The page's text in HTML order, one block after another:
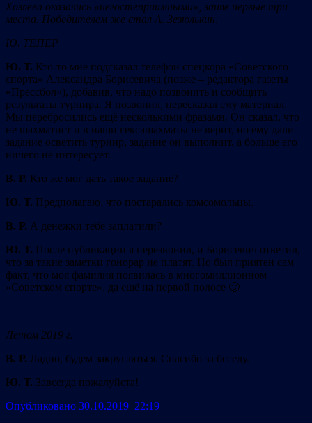
Хозяева оказались «негостеприимными», заняв первые три
места. Победителем же стал А. Зезюлькин.
Ю. ТЕПЕР
Ю. Т. Кто-то мне подсказал телефон спецкора «Советского
спорта» Александра Борисевича (позже – редактора газеты
«Прессбол»), добавив, что надо позвонить и сообщить
результаты турнира. Я позвонил, пересказал ему материал.
Мы перебросились ещё несколькими фразами. Он сказал, что
не шахматист и в наши гексашахматы не верит, но ему дали
задание осветить турнир, задание он выполнит, а больше его
ничего не интересует.
В. Р. Кто же мог дать такое задание?
Ю. Т. Предполагаю, что постарались комсомольцы.
В. Р. А денежки тебе заплатили?
Ю. Т. После публикации я перезвонил, и Борисевич ответил,
что за такие заметки гонорар не платят. Но был приятен сам
факт, что моя фамилия появилась в многомиллионном
«Советском спорте», да ещё на первой полосе 🙂
Летом 2019 г.
В. Р. Ладно, будем закругляться. Спасибо за беседу.
Ю. Т. Завсегда пожалуйста!
Опубликовано 30.10.2019 22:19